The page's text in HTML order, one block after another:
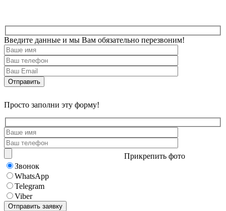
Введите данные и мы Вам обязательно перезвоним!
Просто заполни эту форму!
Прикрепить фото
Звонок
WhatsApp
Telegram
Viber